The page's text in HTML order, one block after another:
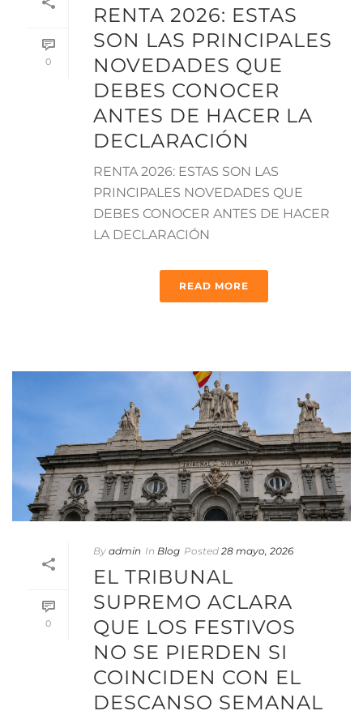
0
RENTA 2026: ESTAS
SON LAS PRINCIPALES
NOVEDADES QUE
DEBES CONOCER
ANTES DE HACER LA
DECLARACIÓN
RENTA 2026: ESTAS SON LAS
PRINCIPALES NOVEDADES QUE
DEBES CONOCER ANTES DE HACER
LA DECLARACIÓN
READ MORE
0
By admin In Blog Posted 28 mayo, 2026
EL TRIBUNAL
SUPREMO ACLARA
QUE LOS FESTIVOS
NO SE PIERDEN SI
COINCIDEN CON EL
DESCANSO SEMANAL